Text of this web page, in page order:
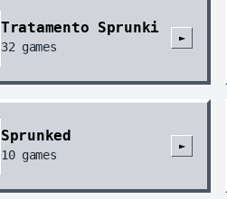
Tratamento Sprunki
32 games
►
Sprunked
10games
►